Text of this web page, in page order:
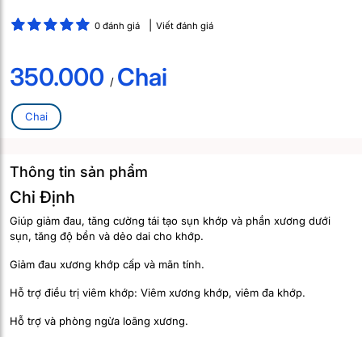
0 đánh giá Viết đánh giá
350.000 / Chai
Chai
Thông tin sản phẩm
Chỉ Định
Giúp giảm đau, tăng cường tái tạo sụn khớp và phần xương dưới
sụn, tăng độ bền và dẻo dai cho khớp.
Giảm đau xương khớp cấp và mãn tính.
Hỗ trợ điều trị viêm khớp: Viêm xương khớp, viêm đa khớp.
Hỗ trợ và phòng ngừa loãng xương.